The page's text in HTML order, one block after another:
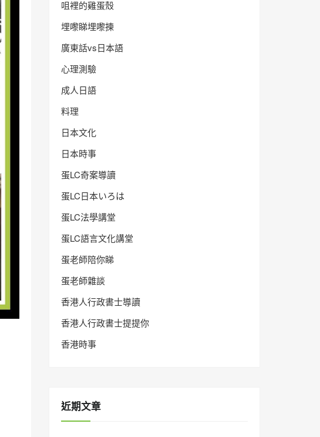
咀裡的雞蛋殼
埋嚟睇埋嚟揀
廣東話vs日本語
心理測驗
成人日語
料理
日本文化
日本時事
蛋LC奇案導讀
蛋LC日本いろは
蛋LC法學講堂
蛋LC語言文化講堂
蛋老師陪你睇
蛋老師雜談
香港人行政書士導讀
香港人行政書士提提你
香港時事
近期文章